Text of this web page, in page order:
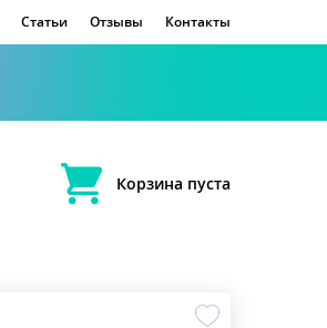
Статьи Отзывы Контакты
Корзина пуста